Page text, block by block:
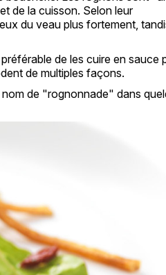
de la cuisson. Selon leur
du veau plus fortement,
de les cuire en sauce
de multiples façons.
de "rognonnade" dans